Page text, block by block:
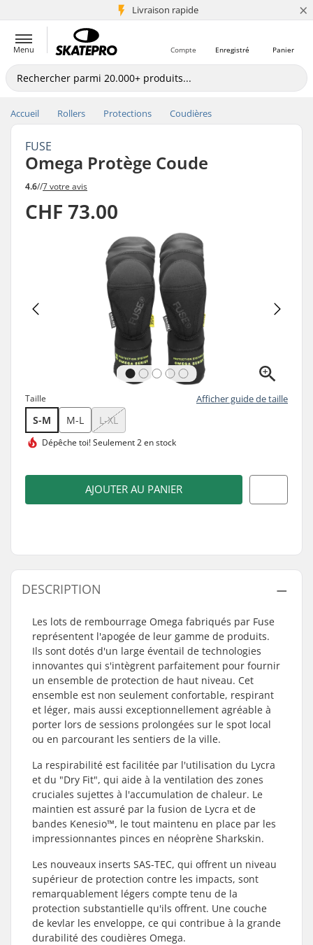
Livraison rapide
+5 mio de clients ×
Menu Panier
Enregistré
Compte
Accueil Rollers Protections Coudières
FUSE
Omega Protège Coude
4.6//7 votre avis
CHF 73.00
Taille Afficher guide de taille
S-M M-L L-XL
Dépêche toi!Seulement 2 en stock
AJOUTER AU PANIER
DESCRIPTION
Les lots de rembourrage Omega fabriqués par Fuse
représentent l'apogée de leur gamme de produits.
Ils sont dotés d'un large éventail de technologies
innovantes qui s'intègrent parfaitement pour fournir
un ensemble de protection de haut niveau. Cet
ensemble est non seulement confortable, respirant
et léger, mais aussi exceptionnellement agréable à
porter lors de sessions prolongées sur le spot local
ou en parcourant les sentiers de la ville.
La respirabilité est facilitée par l'utilisation du Lycra
et du "Dry Fit", qui aide à la ventilation des zones
cruciales sujettes à l'accumulation de chaleur. Le
maintien est assuré par la fusion de Lycra et de
bandes Kenesio™, le tout maintenu en place par les
impressionnantes pinces en néoprène Sharkskin.
Les nouveaux inserts SAS-TEC, qui offrent un niveau
supérieur de protection contre les impacts, sont
remarquablement légers compte tenu de la
protection substantielle qu'ils offrent. Une couche
de kevlar les enveloppe, ce qui contribue à la grande
durabilité des coudières Omega.